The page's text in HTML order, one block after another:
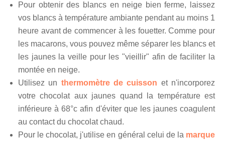
Pour obtenir des blancs en neige bien ferme, laissez
vos blancs à température ambiante pendant au moins 1
heure avant de commencer à les fouetter. Comme pour
les macarons, vous pouvez même séparer les blancs et
les jaunes la veille pour les "vieillir" afin de faciliter la
montée en neige.
Utilisez un thermomètre de cuisson et n'incorporez
votre chocolat aux jaunes quand la température est
inférieure à 68°c afin d'éviter que les jaunes coagulent
au contact du chocolat chaud.
Pour le chocolat, j'utilise en général celui de la marque